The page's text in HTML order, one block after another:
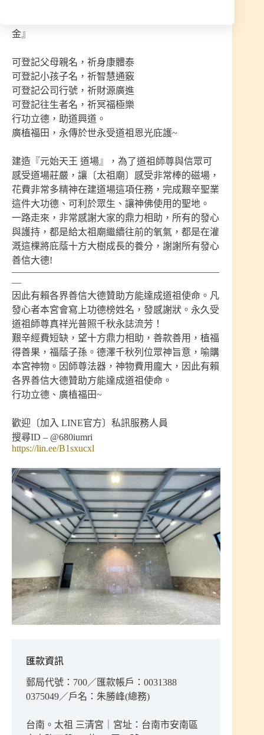
金』
可登記父母親名，祈身康體泰
可登記小孩子名，祈智慧通竅
可登記公司行號，祈財源廣進
可登記往生者名，祈冥福極樂
行功立德，助道興道。
廣植福田，永傳於世永受道祖恩光庇護~
建造『元始天王 道場』，為了道祖師尊與信眾可
感受道場莊嚴，讓〔太祖廟〕感受非常棒的磁場，
花費非常多精神在建道場這項任務，完成艱辛聖業
這件大功德、可利於眾生、讓神佛使用的聖地。
一路走來，非常感謝大家的鼎力相助，所有的發心
與護持，都是給太祖廟繼續往前的氧氣，都是在灌
溉這棵將庇蔭十方大樹成長的養分，謝謝所有發心
善信大德!
——————————————————————
—
因此有賴各界善信大德贊助方能達成道祖使命。凡
發心者本宮會寫上功德榜姓名，發感謝狀。永久受
道祖師尊真祥光普照千秋永誌流芳！
艱辛經費短缺，望十方鼎力相助，善款善用，植福
得善果，福蔭子孫。德澤千秋列位眾神旨意，喻購
本宮神物。因師尊法器，神物費用龐大，因此有賴
各界善信大德贊助方能達成道祖使命。
行功立德、廣植福田~
歡迎〔加入 LINE官方〕私訊服務人員
搜尋ID – @680iumri
https://lin.ee/B1sxucxl
匯款資訊
郵局代號：700／匯款帳戶：0031388
0375049／戶名：朱勝峰(總務)
台南。太祖 三清宮｜宮址：台南市安南區